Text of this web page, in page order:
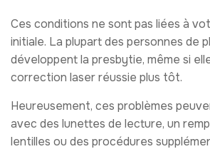
Ces conditions ne sont pas liées à
initiale. La plupart des personnes de
développent la presbytie, même si
correction laser réussie plus tôt.
Heureusement, ces problèmes
avec des lunettes de lecture, un
lentilles ou des procédures